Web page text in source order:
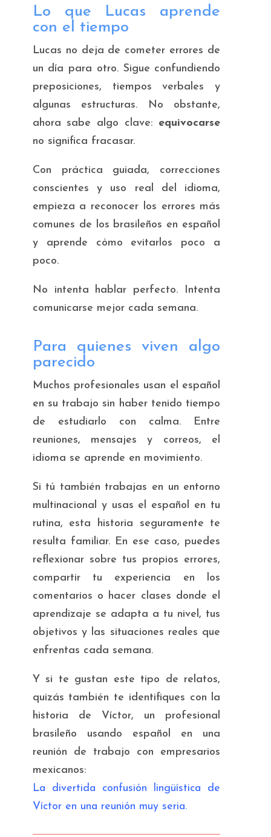
Lo que Lucas aprende
con el tiempo
Lucas no deja de cometer errores de
un día para otro. Sigue confundiendo
preposiciones, tiempos verbales y
algunas estructuras. No obstante,
ahora sabe algo clave: equivocarse
no significa fracasar.
Con práctica guiada, correcciones
conscientes y uso real del idioma,
empieza a reconocer los errores más
comunes de los brasileños en español
y aprende cómo evitarlos poco a
poco.
No intenta hablar perfecto. Intenta
comunicarse mejor cada semana.
Para quienes viven algo
parecido
Muchos profesionales usan el español
en su trabajo sin haber tenido tiempo
de estudiarlo con calma. Entre
reuniones, mensajes y correos, el
idioma se aprende en movimiento.
Si tú también trabajas en un entorno
multinacional y usas el español en tu
rutina, esta historia seguramente te
resulta familiar. En ese caso, puedes
reflexionar sobre tus propios errores,
compartir tu experiencia en los
comentarios o hacer clases donde el
aprendizaje se adapta a tu nivel, tus
objetivos y las situaciones reales que
enfrentas cada semana.
Y si te gustan este tipo de relatos,
quizás también te identifiques con la
historia de Víctor, un profesional
brasileño usando español en una
reunión de trabajo con empresarios
mexicanos:
La divertida confusión lingüística de
Víctor en una reunión muy seria.